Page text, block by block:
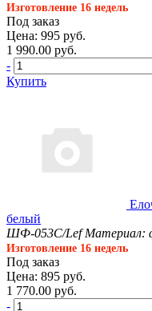
Изготовление 16 недель
Под заказ
Цена: 995 руб.
1 990.00 руб.
-
Купить
белый
ШФ-053С/Lef Материал:
Изготовление 16 недель
Под заказ
Цена: 895 руб.
1 770.00 руб.
-